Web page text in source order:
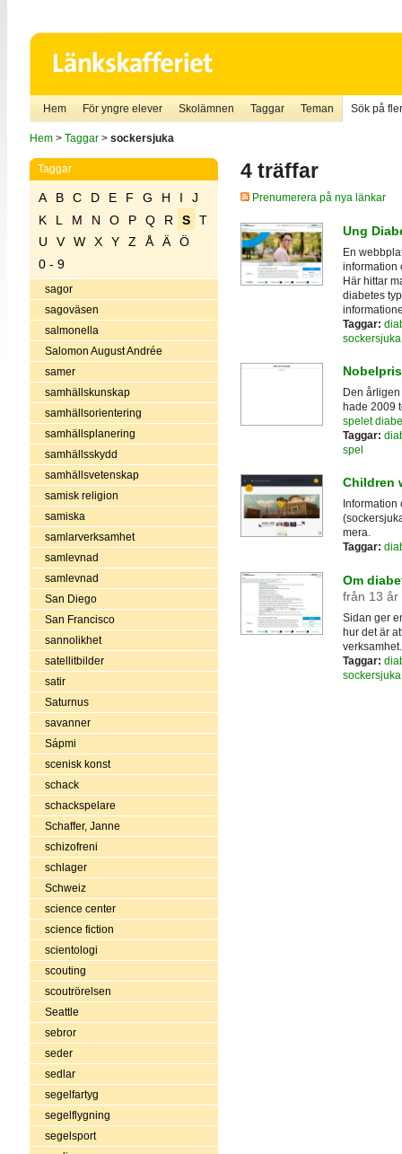
Hem För yngre elever Skolämnen Taggar Teman Sök på
Hem> Taggar> sockersjuka
Taggar
A B C D E F G H I
J
K
L M N O P Q R S
T
U
V W X Y Z Å Ä
Ö
0 - 9
sagor
sagoväsen
salmonella
Salomon August Andrée
samer
samhällskunskap
samhällsorientering
samhällsplanering
samhällsskydd
samhällsvetenskap
samisk religion
samiska
samlarverksamhet
samlevnad
samlevnad
San Diego
San Francisco
sannolikhet
satellitbilder
satir
Saturnus
savanner
Sápmi
scenisk konst
schack
schackspelare
Schaffer, Janne
schizofreni
schlager
Schweiz
science center
science fiction
scientologi
scouting
scoutrörelsen
Seattle
sebror
seder
sedlar
segelfartyg
segelflygning
segelsport
4 träffar
Prenumerera på nya länkar
Ung
En
information
Här hittar
diabetes
Taggar:
sockersjuka
Den
hade 2009
spelet
Taggar:
spel
Children
mera.
Taggar:
Om
från 13 år
Sidan ger
hur det är
verksamhet.
Taggar:
sockersjuka